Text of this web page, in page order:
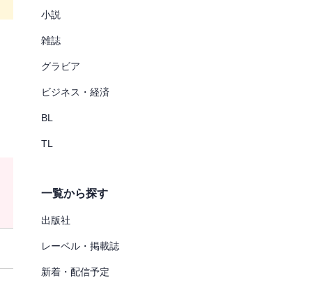
小説
雑誌
グラビア
ビジネス・経済
BL
TL
一覧から探す
出版社
レーベル・掲載誌
新着・配信予定